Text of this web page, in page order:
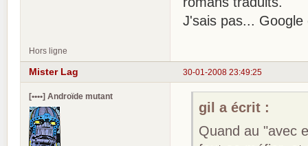
J'sais pas...
Hors ligne
30-01-2008 23:49:25
Mister Lag
[••••] Androïde mutant
gil a écrit :
Quand au "avec